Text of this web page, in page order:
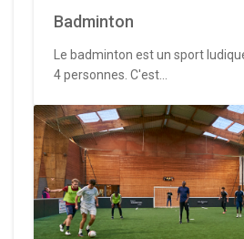
Badminton
Le badminton est un sport
4 personnes. C'est...